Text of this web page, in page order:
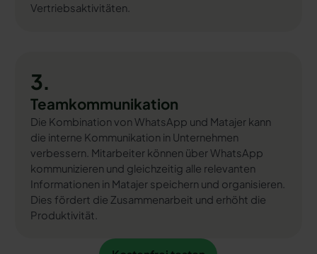
Vertriebsaktivitäten.
3.
Teamkommunikation
Die Kombination von WhatsApp und Matajer kann
die interne Kommunikation in Unternehmen
verbessern. Mitarbeiter können über WhatsApp
kommunizieren und gleichzeitig alle relevanten
Informationen in Matajer speichern und organisieren.
Dies fördert die Zusammenarbeit und erhöht die
Produktivität.
Kostenfrei testen